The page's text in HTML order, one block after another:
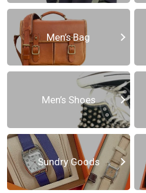
Men’s Bag
Men’s Shoes
Sundry Goods